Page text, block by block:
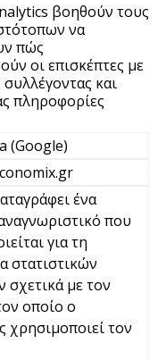
βοηθούν τους
να
πώς
οι επισκέπτες με
και
πληροφορίες
(Google)
ένα
που
για τη
στατιστικών
σχετικά με τον
οποίο ο
χρησιμοποιεί τον